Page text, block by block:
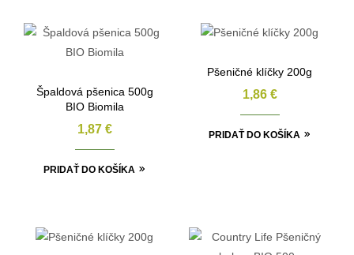
Špaldová pšenica 500g
BIO Biomila
1,87 €
PRIDAŤ DO KOŠÍKA
Pšeničné klíčky 200g
1,86 €
PRIDAŤ DO KOŠÍKA